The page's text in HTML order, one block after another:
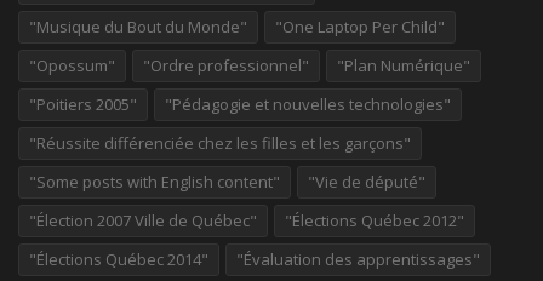
"Musique du Bout du Monde"
"One Laptop Per Child"
"Opossum"
"Ordre professionnel"
"Plan Numérique"
"Poitiers 2005"
"Pédagogie et nouvelles technologies"
"Réussite différenciée chez les filles et les garçons"
"Some posts with English content"
"Vie de député"
"Élection 2007 Ville de Québec"
"Élections Québec 2012"
"Élections Québec 2014"
"Évaluation des apprentissages"